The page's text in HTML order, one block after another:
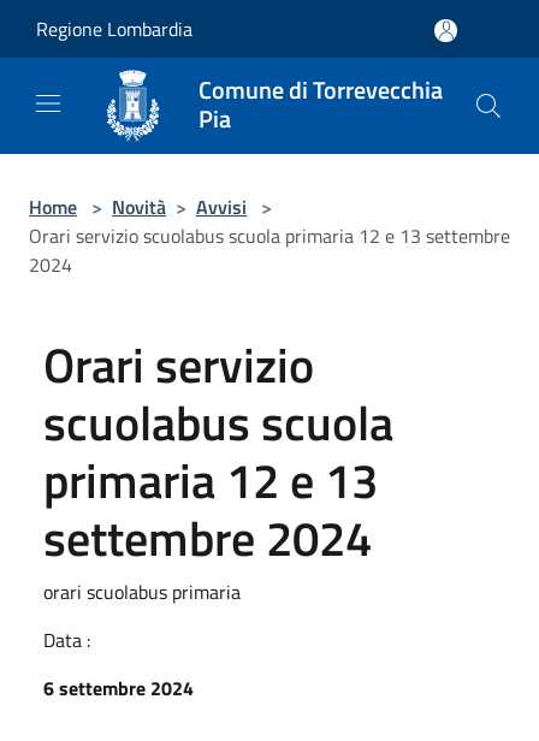
Regione Lombardia
Comune di Torrevecchia
Pia
Home > Novità > Avvisi >
Orari servizio scuolabus scuola primaria 12 e 13 settembre
2024
Orari servizio
scuolabus scuola
primaria 12 e 13
settembre 2024
orari scuolabus primaria
Data :
6 settembre 2024